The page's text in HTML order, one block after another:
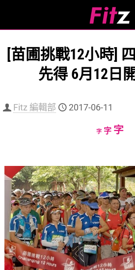
[苗圃挑戰12小時]
先得 6月12日
Fitz 編輯部 2017-06-11
字Decrease
字Reset
字